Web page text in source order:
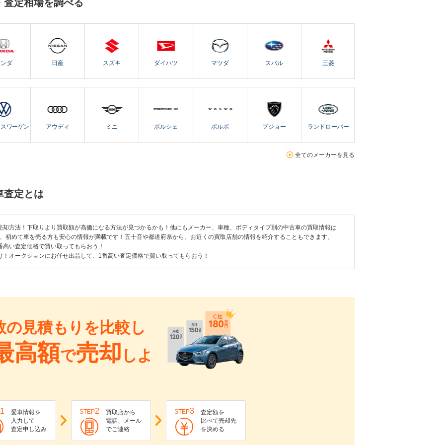
定相場を調べる
ダ 日産 スズキ ダイハツ マツダ スバル 三菱
ワーゲン アウディ ミニ ポルシェ ボルボ プジョー ランドローバー
全てのメーカーを見る
査定とは
方法！下取りより買取額が高価になる方法が見つかるかも！他にもメーカー、車種、ボディタイプ別の中古車の買取情報は
初めて車を売る方も安心の情報が満載です！五十音や都道府県から、お近くの買取店舗の情報を紹介することもできます。
い査定価格で買い取ってもらおう！
オークションにお任せ出品して、1番高い査定価格で買い取ってもらおう！
の見積もりを比較し
高額で売却 しよ
1
愛車情報を
入力して
査定申し込み
STEP2
買取店から
電話、メール
でご連絡
STEP3
査定額を
比べて売却先
を決める